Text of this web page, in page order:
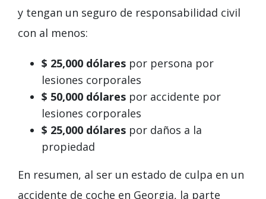
y tengan un seguro de responsabilidad civil
con al menos:
$ 25,000 dólares por persona por
lesiones corporales
$ 50,000 dólares por accidente por
lesiones corporales
$ 25,000 dólares por daños a la
propiedad
En resumen, al ser un estado de culpa en un
accidente de coche en Georgia, la parte